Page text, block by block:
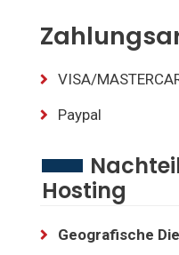
VISA/
Paypal
Hosting
Geografische